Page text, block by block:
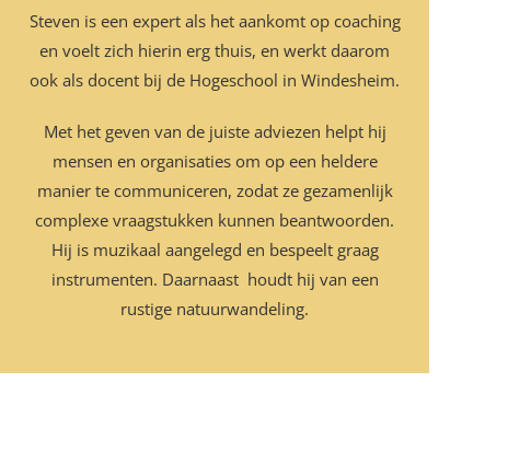
Steven is een expert als het aankomt op coaching
en voelt zich hierin erg thuis, en werkt daarom
ook als docent bij de Hogeschool in Windesheim.
Met het geven van de juiste adviezen helpt hij
mensen en organisaties om op een heldere
manier te communiceren, zodat ze gezamenlijk
complexe vraagstukken kunnen beantwoorden.
Hij is muzikaal aangelegd en bespeelt graag
instrumenten. Daarnaast houdt hij van een
rustige natuurwandeling.